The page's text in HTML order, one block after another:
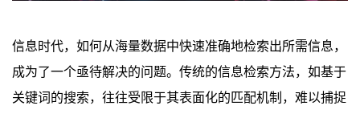
信息时代，如何从海量数据中快速准确地检索出所需信息，
成为了一个亟待解决的问题。传统的信息检索方法，如基于
关键词的搜索，往往受限于其表面化的匹配机制，难以捕捉